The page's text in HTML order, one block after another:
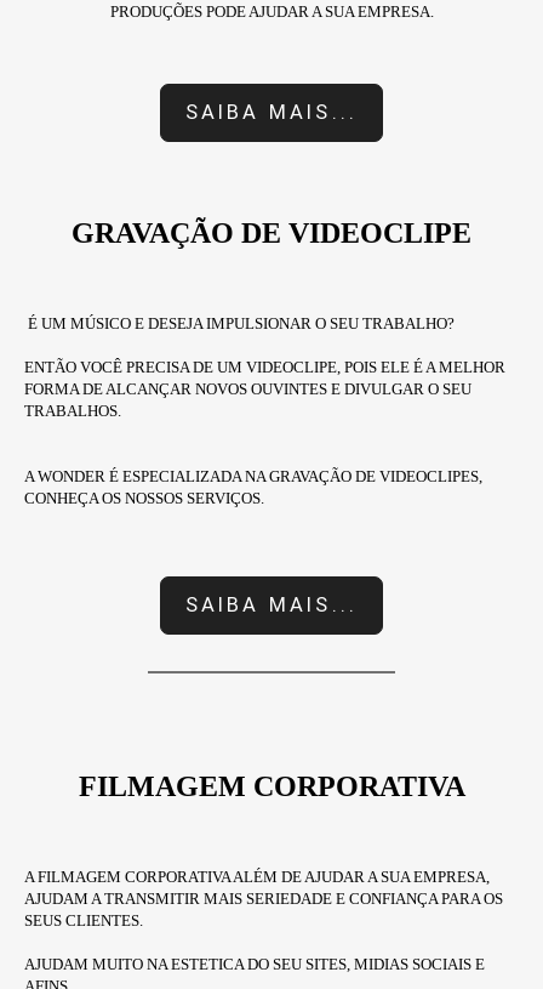
PRODUÇÕES PODE AJUDAR A SUA EMPRESA.
SAIBA MAIS...
GRAVAÇÃO DE VIDEOCLIPE
É UM MÚSICO E DESEJA IMPULSIONAR O SEU TRABALHO?
ENTÃO VOCÊ PRECISA DE UM VIDEOCLIPE, POIS ELE É A MELHOR
FORMA DE ALCANÇAR NOVOS OUVINTES E DIVULGAR O SEU
TRABALHOS.
A WONDER É ESPECIALIZADA NA GRAVAÇÃO DE VIDEOCLIPES,
CONHEÇA OS NOSSOS SERVIÇOS.
SAIBA MAIS...
FILMAGEM CORPORATIVA
A FILMAGEM CORPORATIVA ALÉM DE AJUDAR A SUA EMPRESA,
AJUDAM A TRANSMITIR MAIS SERIEDADE E CONFIANÇA PARA OS
SEUS CLIENTES.
AJUDAM MUITO NA ESTETICA DO SEU SITES, MIDIAS SOCIAIS E